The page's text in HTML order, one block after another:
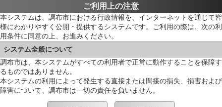
ご利用上の注意
本システムは、調布市における行政情報を、インターネットを通じて皆
様にわかりやすく公開・提供するシステムです。ご利用の際は、次の利
用条件に同意の上、お進みください。
システム全般について
調布市は、本システムがすべての利用者で正常に動作することを保障す
るものではありません。
本システムの利用によって発生する直接または間接の損失、損害および
障害について、調布市は一切の責任を負いません。